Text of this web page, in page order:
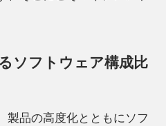
ソフトウェア構成比
製品の高度化とともにソフ